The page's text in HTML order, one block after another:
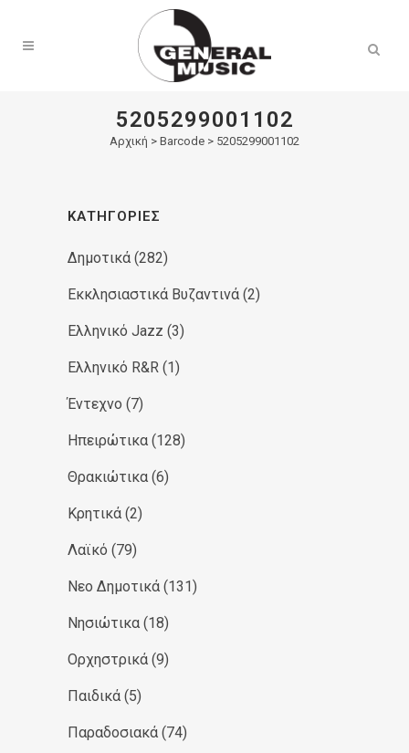
5205299001102
Αρχική > Barcode > 5205299001102
ΚΑΤΗΓΟΡΊΕΣ
Δημοτικά (282)
Εκκλησιαστικά Βυζαντινά (2)
Ελληνικό Jazz (3)
Ελληνικό R&R (1)
Έντεχνο (7)
Ηπειρώτικα (128)
Θρακιώτικα (6)
Κρητικά (2)
Λαϊκό (79)
Νεο Δημοτικά (131)
Νησιώτικα (18)
Ορχηστρικά (9)
Παιδικά (5)
Παραδοσιακά (74)